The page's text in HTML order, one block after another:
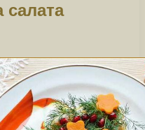
салата